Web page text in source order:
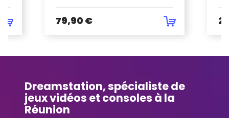
79,90 €
Dreamstation, spécialiste de
jeux vidéos et consoles à la
Réunion